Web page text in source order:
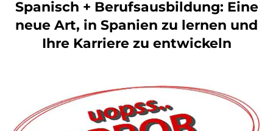
Spanisch + Berufsausbildung: Eine
neue Art, in Spanien zu lernen und
Ihre Karriere zu entwickeln